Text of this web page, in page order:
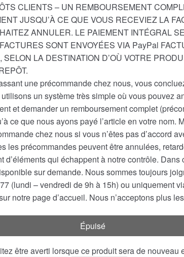
CLIENTS – UN REMBOURSEMENT
JUSQU’À CE QUE VOUS RECEVIEZ LA
ANNULER. LE PAIEMENT INTÉGRAL
SONT ENVOYÉES VIA PayPal
SELON LA DESTINATION D’OÙ VOTRE
une précommande chez nous, vous
un système très simple où vous pouvez
et demander un remboursement complet
ce que nous ayons payé l’article en votre nom.
chez nous si vous n’êtes pas d’accord
les précommandes peuvent être annulées,
d’éléments qui échappent à notre contrôle.
sur demande. Nous sommes toujours
(lundi – vendredi de 9h à 15h) ou uniquement
notre page d’accueil. Nous n’acceptons plus
Épuisé
être averti lorsque ce produit sera de nouveau